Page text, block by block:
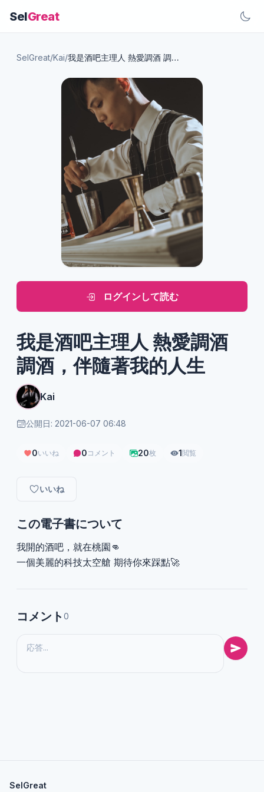
SelGreat
SelGreat/Kai/ 我是酒吧主理人 熱愛調酒 調酒，伴隨著我的人生
ログインして読む
我是酒吧主理人 熱愛調酒
調酒，伴隨著我的人生
Kai
公開日: 2021-06-07 06:48
0いいね 0 コメント 20枚 1閲覧
いいね
この電子書について
我開的酒吧，就在桃園👊
一個美麗的科技太空艙 期待你來踩點🚀
コメント 0
SelGreat